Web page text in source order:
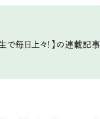
で毎日上々！】の連載記